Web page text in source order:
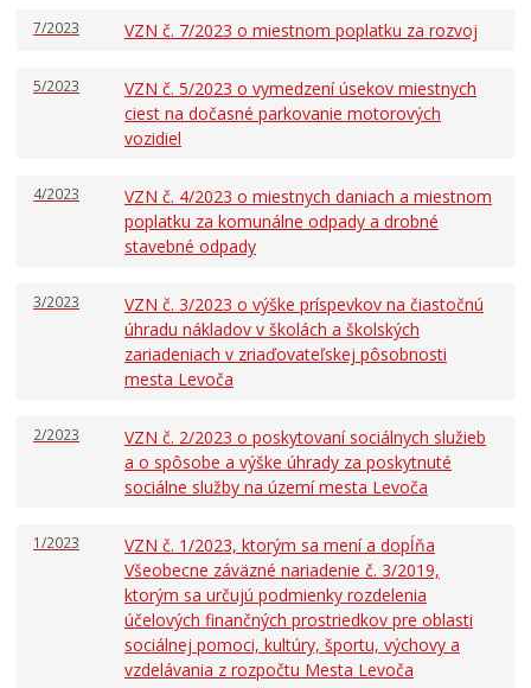
7/2023 VZN č. 7/2023 o miestnom poplatku za rozvoj
5/2023
VZN č. 5/2023 o vymedzení úsekov miestnych
ciest na dočasné parkovanie motorových
vozidiel
4/2023
VZN č. 4/2023 o miestnych daniach a miestnom
poplatku za komunálne odpady a drobné
stavebné odpady
3/2023
VZN č. 3/2023 o výške príspevkov na čiastočnú
úhradu nákladov v školách a školských
zariadeniach v zriaďovateľskej pôsobnosti
mesta Levoča
2/2023
VZN č. 2/2023 o poskytovaní sociálnych služieb
a o spôsobe a výške úhrady za poskytnuté
sociálne služby na území mesta Levoča
1/2023
VZN č. 1/2023, ktorým sa mení a dopĺňa
Všeobecne záväzné nariadenie č. 3/2019,
ktorým sa určujú podmienky rozdelenia
účelových finančných prostriedkov pre oblasti
sociálnej pomoci, kultúry, športu, výchovy a
vzdelávania z rozpočtu Mesta Levoča